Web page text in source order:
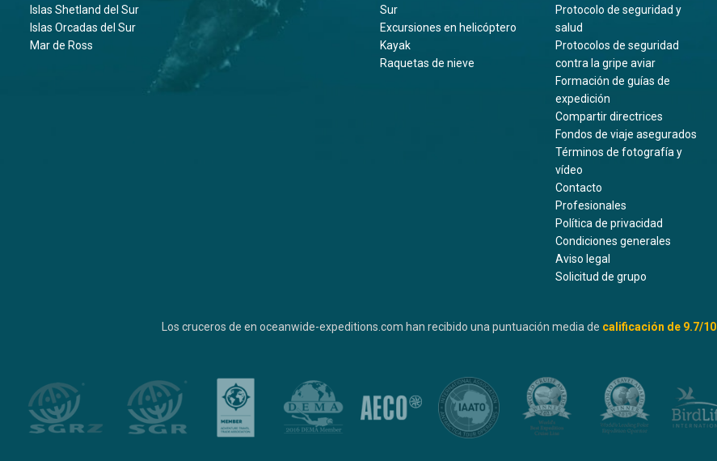
Islas Shetland del Sur
Islas Orcadas del Sur
Mar de Ross
Sur
Excursiones en helicóptero
Kayak
Raquetas de nieve
Protocolo de seguridad y
salud
Protocolos de seguridad
contra la gripe aviar
Formación de guías de
expedición
Compartir directrices
Fondos de viaje asegurados
Términos de fotografía y
vídeo
Contacto
Profesionales
Política de privacidad
Condiciones generales
Aviso legal
Solicitud de grupo
Los cruceros de en oceanwide-expeditions.com han recibido una puntuación media de calificación de 9.7/10